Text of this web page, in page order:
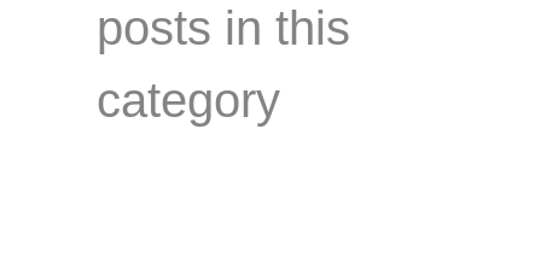
posts in this
category